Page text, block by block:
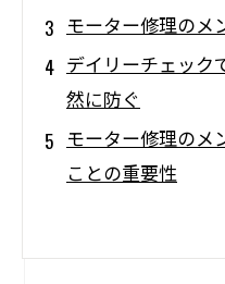
モーター修理のメ
デイリーチェック
然に防ぐ
モーター修理のメ
ことの重要性